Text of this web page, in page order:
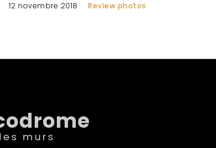
12 novembre 2018 Review photos
murs